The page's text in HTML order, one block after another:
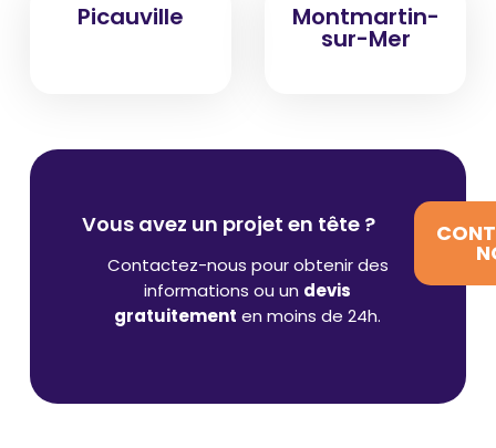
Picauville Montmartin-
sur-Mer
Vous avez un projet en tête ?
Contactez-nous pour obtenir des
informations ou un devis
gratuitement en moins de 24h.